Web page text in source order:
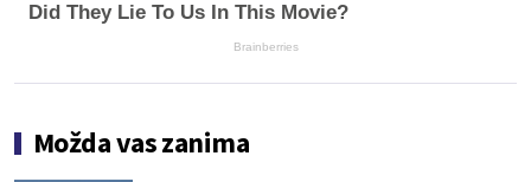
Did They Lie To Us In This Movie?
Brainberries
Možda vas zanima